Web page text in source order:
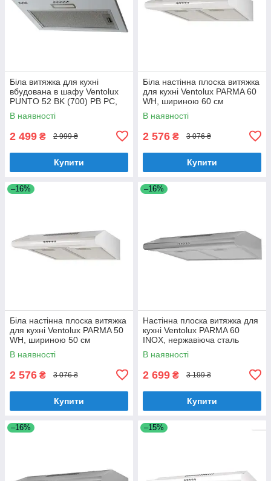
Біла витяжка для кухні
вбудована в шафу Ventolux
PUNTO 52 BK (700) PB PC,
шириною 52 см
В наявності
2 499 ₴ 2 999 ₴
Купити
Біла настінна плоска витяжка
для кухні Ventolux PARMA 60
WH, шириною 60 см
В наявності
2 576 ₴ 3 076 ₴
Купити
–16%
Біла настінна плоска витяжка
для кухні Ventolux PARMA 50
WH, шириною 50 см
В наявності
2 576 ₴ 3 076 ₴
Купити
–16%
Настінна плоска витяжка для
кухні Ventolux PARMA 60
INOX, нержавіюча сталь
шириною 60 см
В наявності
2 699 ₴ 3 199 ₴
Купити
–16% –15%